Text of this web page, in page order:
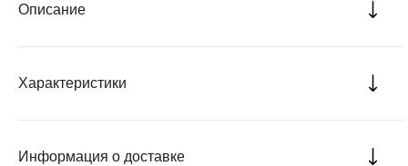
Описание
Характеристики
Информация о доставке